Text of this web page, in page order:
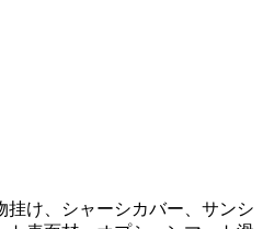
挂け、シャーシカバー、サンシ